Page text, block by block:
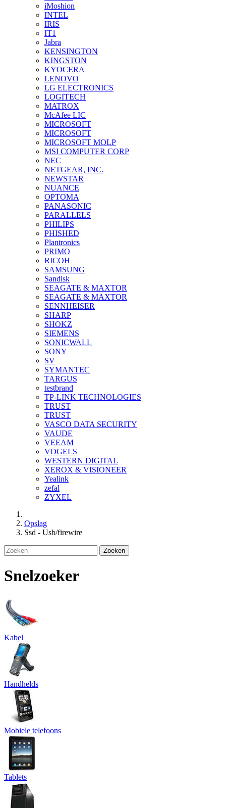
iMoshion
INTEL
IRIS
IT1
Jabra
KENSINGTON
KINGSTON
KYOCERA
LENOVO
LG ELECTRONICS
LOGITECH
MATROX
McAfee LIC
MICROSOFT
MICROSOFT
MICROSOFT MOLP
MSI COMPUTER CORP
NEC
NETGEAR, INC.
NEWSTAR
NUANCE
OPTOMA
PANASONIC
PARALLELS
PHILIPS
PHISHED
Plantronics
PRIMO
RICOH
SAMSUNG
Sandisk
SEAGATE & MAXTOR
SEAGATE & MAXTOR
SENNHEISER
SHARP
SHOKZ
SIEMENS
SONICWALL
SONY
SV
SYMANTEC
TARGUS
testbrand
TP-LINK TECHNOLOGIES
TRUST
TRUST
VASCO DATA SECURITY
VAUDE
VEEAM
VOGELS
WESTERN DIGITAL
XEROX & VISIONEER
Yealink
zefal
ZYXEL
Opslag
Ssd - Usb/firewire
Zoeken
Snelzoeker
Kabel
Handhelds
Mobiele telefoons
Tablets